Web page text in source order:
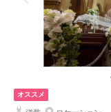
家族と撮影
全データ（約3週間後の
ンド・ブーケ＆ブートニ
ニエ、ワイシャツ）・撮
ル）
オススメ